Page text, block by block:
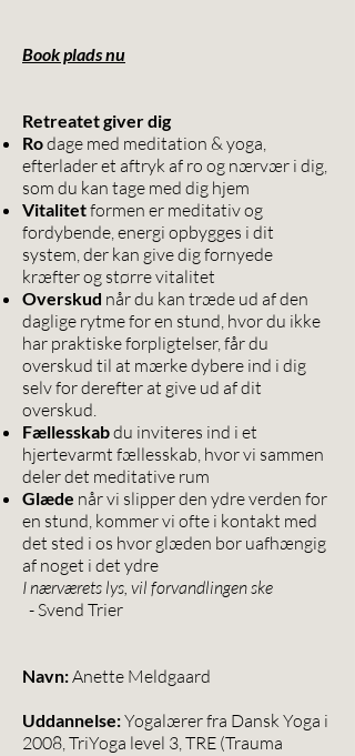
Book plads nu
Retreatet giver dig
Rodage med meditation & yoga,
efterlader et aftryk af ro og nærvær i dig,
som du kan tage med dig hjem
Vitalitetformen er meditativ og
fordybende, energi opbygges i dit
system, der kan give dig fornyede
kræfter og større vitalitet
Overskud når du kan træde ud af den
daglige rytme for en stund, hvor du ikke
har praktiske forpligtelser, får du
overskud til at mærke dybere ind i dig
selv for derefter at give ud af dit
overskud.
Fællesskabdu inviteres ind i et
hjertevarmt fællesskab, hvor vi sammen
deler det meditative rum
Glæde når vi slipper den ydre verden for
en stund, kommer vi ofte i kontakt med
det sted i os hvor glæden bor uafhængig
af noget i det ydre
I nærværets lys, vil forvandlingen ske
- Svend Trier
Navn:Anette Meldgaard
Uddannelse:Yogalærer fra Dansk Yoga i
2008, TriYoga level 3, TRE (Trauma